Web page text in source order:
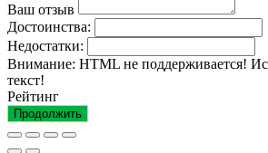
Ваш отзыв
Достоинства:
Недостатки:
Внимание: HTML не поддерживается!
текст!
Рейтинг
Продолжить